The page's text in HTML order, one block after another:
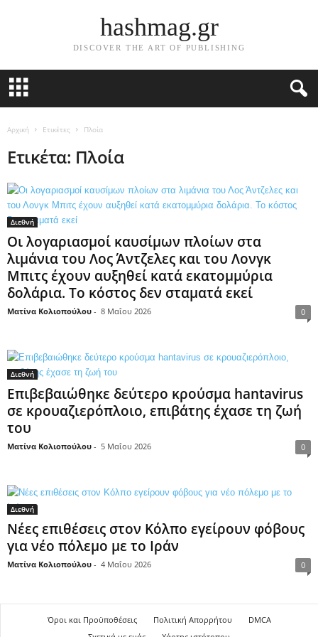
hashmag.gr
DISCOVER THE ART OF PUBLISHING
Αρχική Ετικέτες Πλοία
Ετικέτα: Πλοία
Διεθνή
Οι λογαριασμοί καυσίμων πλοίων στα
λιμάνια του Λος Άντζελες και του Λονγκ
Μπιτς έχουν αυξηθεί κατά εκατομμύρια
δολάρια. Το κόστος δεν σταματά εκεί
Ματίνα Κολιοπούλου - 8 Μαΐου 2026 0
Διεθνή
Επιβεβαιώθηκε δεύτερο κρούσμα hantavirus
σε κρουαζιερόπλοιο, επιβάτης έχασε τη ζωή
του
Ματίνα Κολιοπούλου - 5 Μαΐου 2026 0
Διεθνή
Νέες επιθέσεις στον Κόλπο εγείρουν φόβους
για νέο πόλεμο με το Ιράν
Ματίνα Κολιοπούλου - 4 Μαΐου 2026 0
Όροι και Προϋποθέσεις Πολιτική Απορρήτου
DMCA